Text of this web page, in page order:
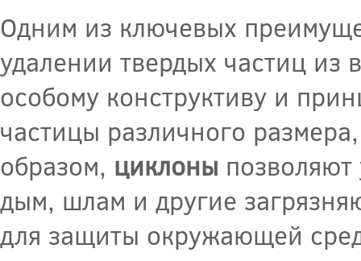
Одним из ключевых
удалении твердых частиц из
особому конструктиву и
частицы различного
образом, циклоны
дым, шлам и другие
для защиты окружающей